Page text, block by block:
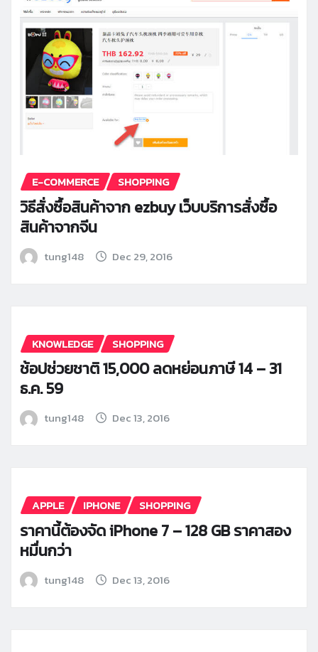
E-COMMERCE SHOPPING
วิธีสั่งซื้อสินค้าจาก ezbuy เว็บบริการสั่งซื้อ
สินค้าจากจีน
tung148 Dec 29, 2016
KNOWLEDGE SHOPPING
ช้อปช่วยชาติ 15,000 ลดหย่อนภาษี 14 – 31
ธ.ค. 59
tung148 Dec 13, 2016
APPLE IPHONE SHOPPING
ราคานี้ต้องจัด iPhone 7 – 128 GB ราคาสอง
หมื่นกว่า
tung148 Dec 13, 2016